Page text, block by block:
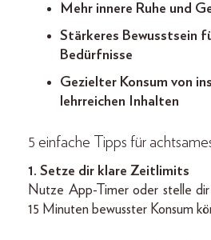
Mehr innere Ruhe und
Stärkeres Bewusstsein
Bedürfnisse
Gezielter Konsum von
lehrreichen Inhalten
5 einfache Tipps für
1. Setze dir klare Zeitlimits
Nutze App-Timer oder stelle dir
15 Minuten bewusster Konsum